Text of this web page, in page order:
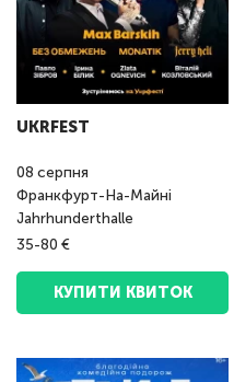
UKRFEST
08 серпня
Франкфурт-На-Майні
Jahrhunderthalle
35-80 €
КУПИТИ КВИТОК